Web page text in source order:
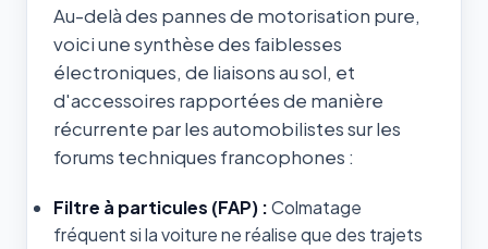
Au-delà des pannes de motorisation pure,
voici une synthèse des faiblesses
électroniques, de liaisons au sol, et
d'accessoires rapportées de manière
récurrente par les automobilistes sur les
forums techniques francophones :
Filtre à particules (FAP) :Colmatage
fréquent si la voiture ne réalise que des trajets